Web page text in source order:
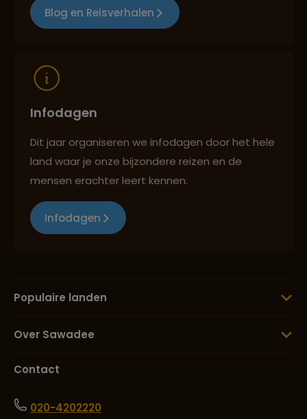
Blog en Reisverhalen
Infodagen
Dit jaar organiseren we infodagen door het hele
land waar je onze bijzondere reizen en de
mensen erachter leert kennen.
Infodagen
Populaire landen
Over Sawadee
Contact
020-4202220